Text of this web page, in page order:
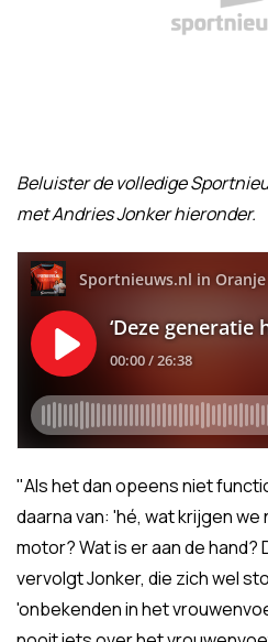
Beluister de volledige
met Andries Jonker hieronder.
"Als het dan opeens niet
daarna van: 'hé, wat krijgen we
motor? Wat is er aan de hand?
vervolgt Jonker, die zich wel
'onbekenden in het